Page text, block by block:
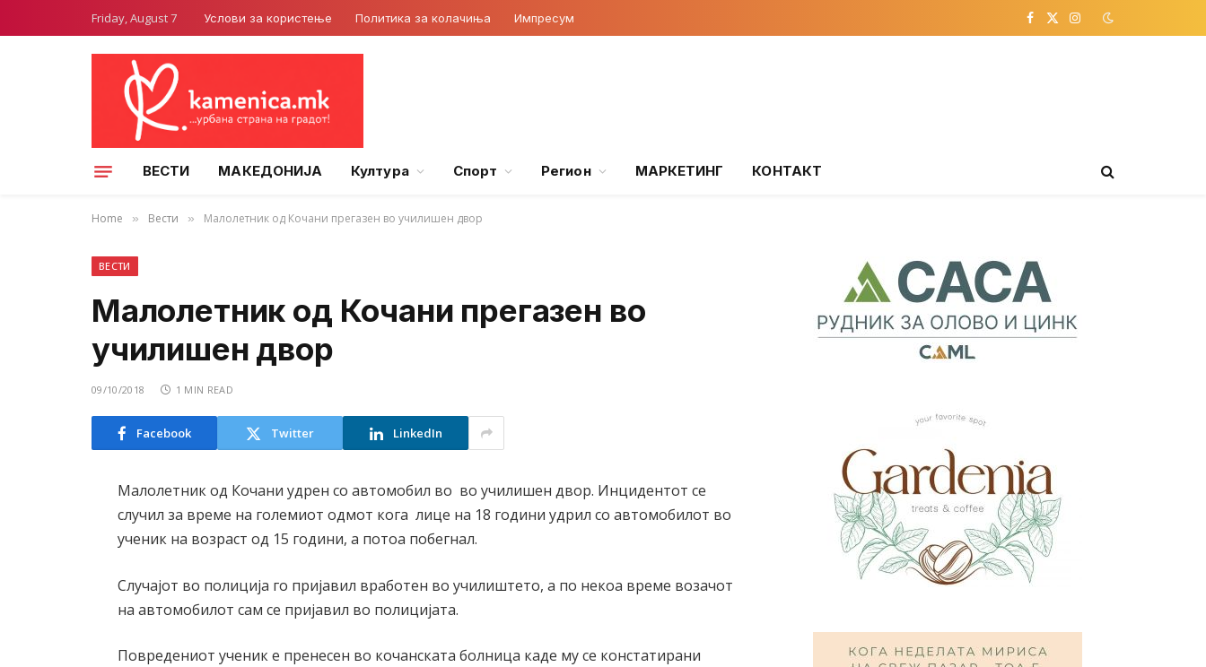
Friday, August 7 Услови за користење Политика за колачиња Импресум Facebook
X
Instagram
ВЕСТИ МАКЕДОНИЈА Култура Спорт Регион МАРКЕТИНГ КОНТАКТ
Home » Вести » Малолетник од Кочани прегазен во училишен двор
ВЕСТИ
Малолетник од Кочани прегазен во
училишен двор
09/10/2018 1 MIN READ
Facebook Twitter LinkedIn
Малолетник од Кочани удрен со автомобил во во училишен двор. Инцидентот се
случил за време на големиот одмот кога лице на 18 години удрил со автомобилот во
ученик на возраст од 15 години, а потоа побегнал.
Случајот во полиција го пријавил вработен во училиштето, а по некоа време возачот
на автомобилот сам се пријавил во полицијата.
Повредениот ученик е пренесен во кочанската болница каде му се констатирани